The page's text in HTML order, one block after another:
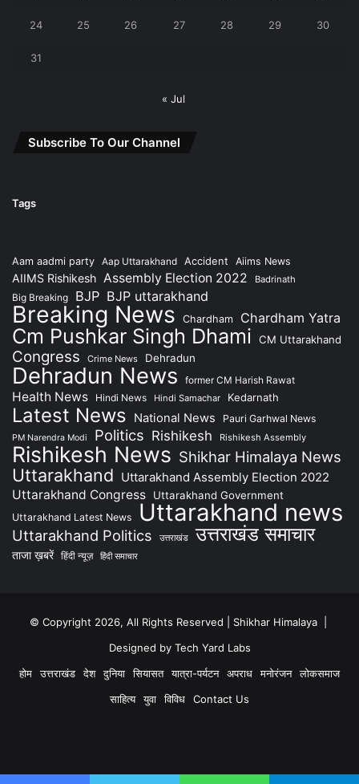
24 25 26 27 28 29 30
31
« Jul
Subscribe To Our Channel
Tags
Aam aadmi party Aap Uttarakhand Accident Aiims News
AIIMS Rishikesh Assembly Election 2022 Badrinath
Big Breaking BJP BJP uttarakhand
Breaking News Chardham Chardham Yatra
Cm Pushkar Singh Dhami CM Uttarakhand
Congress Crime News Dehradun
Dehradun News former CM Harish Rawat
Health News Hindi News Hindi Samachar Kedarnath
Latest News National News Pauri Garhwal News
PM Narendra Modi Politics Rishikesh Rishikesh Assembly
Rishikesh News Shikhar Himalaya News
Uttarakhand Uttarakhand Assembly Election 2022
Uttarakhand Congress
Uttarakhand Government
Uttarakhand Latest News Uttarakhand news
Uttarakhand Politics उत्तराखंड उत्तराखंड समाचार
ताजा ख़बरें हिंदी न्यूज़ हिंदी समाचार
© Copyright 2026, All Rights Reserved | Shikhar Himalaya |
Designed by Tech Yard Labs
होम
उत्तराखंड देश दुनिया सियासत यात्रा-पर्यटन अपराध मनोरंजन
लोकसमाज
साहित्य
युवा विविध Contact Us